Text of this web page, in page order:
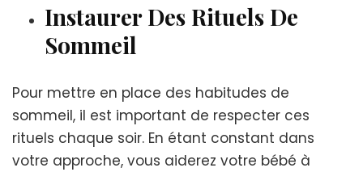
Instaurer Des Rituels De
Sommeil
Pour mettre en place des habitudes de
sommeil, il est important de respecter ces
rituels chaque soir. En étant constant dans
votre approche, vous aiderez votre bébé à